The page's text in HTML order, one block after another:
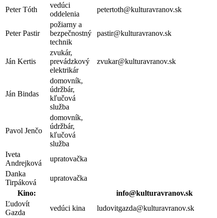
Peter Tóth
vedúci
oddelenia
petertoth@kulturavranov.sk
Peter Pastir
požiarny a
bezpečnostný
technik
pastir@kulturavranov.sk
Ján Kertis
zvukár,
prevádzkový
elektrikár
zvukar@kulturavranov.sk
Ján Bindas
domovník,
údržbár,
kľučová
služba
Pavol Jenčo
domovník,
údržbár,
kľučová
služba
Iveta
Andrejková
upratovačka
Danka
Tirpáková
upratovačka
Kino:
info@kulturavranov.sk
Ľudovít
Gazda
vedúci kina ludovitgazda@kulturavranov.sk